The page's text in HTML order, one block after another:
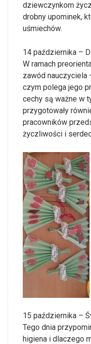
dziewczynkom
drobny upominek,
uśmiechów.
14 października –
W ramach
zawód nauczyciela
czym polega jego
cechy są ważne w
przygotowały
pracowników
życzliwości i
15 października –
Tego dnia
higiena i dlaczego